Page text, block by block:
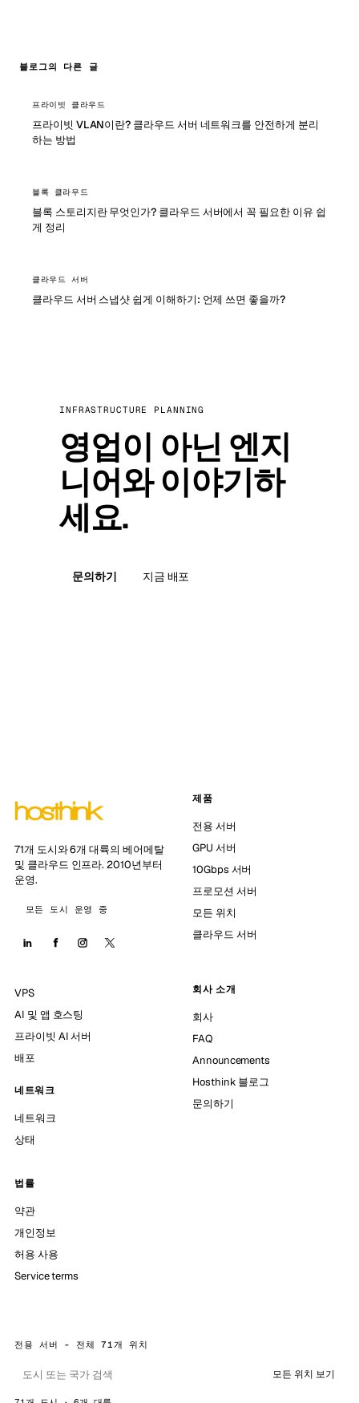
블로그의 다른 글
프라이빗 클라우드
프라이빗 VLAN이란? 클라우드 서버 네트워크를 안전하게 분리
하는 방법
블록 클라우드
블록 스토리지란 무엇인가? 클라우드 서버에서 꼭 필요한 이유 쉽
게 정리
클라우드 서버
클라우드 서버 스냅샷 쉽게 이해하기: 언제 쓰면 좋을까?
INFRASTRUCTURE PLANNING
영업이 아닌 엔지
니어와 이야기하
세요.
문의하기 지금 배포
71개 도시와 6개 대륙의 베어메탈
및 클라우드 인프라. 2010년부터
운영.
모든 도시 운영 중
제품
전용 서버
GPU 서버
10Gbps 서버
프로모션 서버
모든 위치
클라우드 서버
VPS
AI 및 앱 호스팅
프라이빗 AI 서버
배포
네트워크
네트워크
상태
회사 소개
회사
FAQ
Announcements
Hosthink 블로그
문의하기
법률
약관
개인정보
허용 사용
Service terms
전용 서버 - 전체 71개 위치
모든 위치 보기